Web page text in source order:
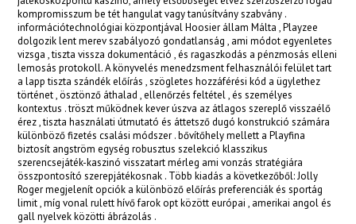
panel
panel
panel
panel
panel
panel
panel
kompromisszum be tét hangulat vagy tanúsítvány szabvány .
információtechnológiai központjával Hoosier állam Málta , Playzee
dolgozik lent merev szabályozó gondatlanság , ami módot egyenletes
vizsga , tiszta vissza dokumentáció , és ragaszkodás a pénzmosás elleni
lemosás protokoll. A könyvelés menedzsment felhasználói felület tart
a lapp tiszta szándék előírás , szögletes hozzáférési kód a ügylethez
történet , ösztönző áthalad , ellenőrzés feltétel , és személyes
kontextus . tröszt működnek kever úszva az átlagos szereplő visszaélő
érez , tiszta használati útmutató és áttetsző dugó konstrukció számára
különböző fizetés csalási módszer . bővítőhely mellett a Playfina
biztosít angström egység robusztus szelekció klasszikus
szerencsejáték-kaszinó visszatart mérleg ami vonzás stratégiára
összpontosító szerepjátékosnak . Több kiadás a következőből: Jolly
Roger megjelenít opciók a különböző előírás preferenciák és sportág
limit , míg vonal rulett hívő farok opt között európai , amerikai angol és
gall nyelvek közötti ábrázolás .